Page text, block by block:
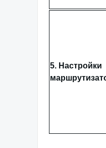
5. Настройки